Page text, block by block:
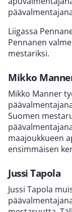
Liigassa
Pennanen
mestariksi.
Mikko
Mikko Manner
Suomen
maajoukkueen
ensimmäisen
Jussi Tapola
Jussi Tapola